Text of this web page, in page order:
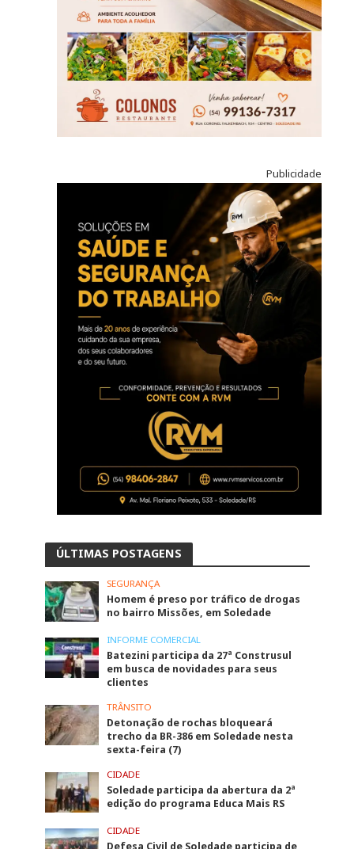
Publicidade
ÚLTIMAS POSTAGENS
SEGURANÇA
Homem é preso por tráfico de drogas
no bairro Missões, em Soledade
INFORME COMERCIAL
Batezini participa da 27ª Construsul
em busca de novidades para seus
clientes
TRÂNSITO
Detonação de rochas bloqueará
trecho da BR-386 em Soledade nesta
sexta-feira (7)
CIDADE
Soledade participa da abertura da 2ª
edição do programa Educa Mais RS
CIDADE